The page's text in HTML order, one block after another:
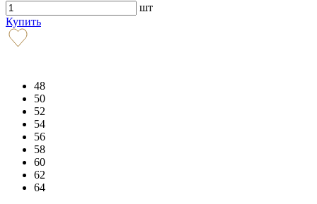
шт
Купить
48
50
52
54
56
58
60
62
64